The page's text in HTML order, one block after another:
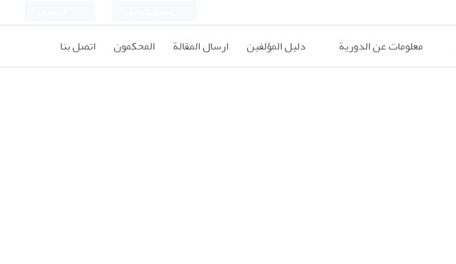
معلومات عن الدورية دليل المؤلفين ارسال المقالة المحكمون اتصل بنا